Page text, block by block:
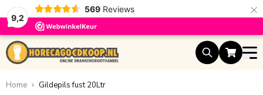
9,2
569 Reviews ×
Ga naar de inhoud
Home Gildepils fust 20Ltr